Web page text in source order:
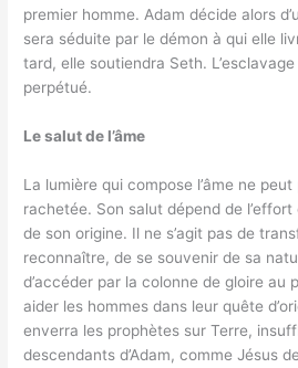
premier homme. Adam décide alors
sera séduite par le démon à qui elle
tard, elle soutiendra Seth.
perpétué.
Le salut de l’âme
La lumière qui compose l’âme ne
rachetée. Son salut dépend de
de son origine. Il ne s’agit pas de
reconnaître, de se souvenir de sa
d’accéder par la colonne de gloire au
aider les hommes dans leur quête
enverra les prophètes sur Terre,
descendants d’Adam, comme Jésus